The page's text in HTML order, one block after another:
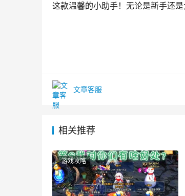
这款温馨的小助手！无论是新手还
文章客服
相关推荐
游戏攻略